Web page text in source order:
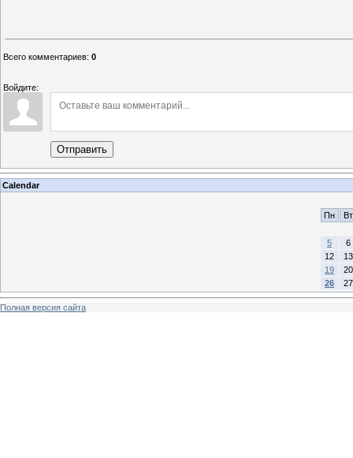
Всего комментариев: 0
Войдите:
Отправить
Calendar
Пн Вт
5
6
12
13
19
20
26
27
Полная версия сайта